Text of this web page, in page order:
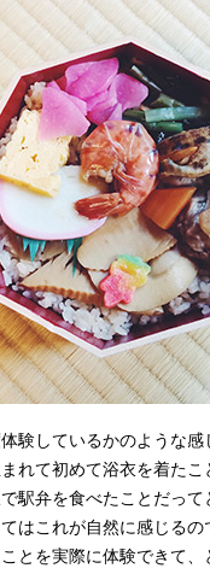
験しているかのような
れて初めて浴衣を着たこ
駅弁を食べたことだって
はこれが自然に感じるの
とを実際に体験できて